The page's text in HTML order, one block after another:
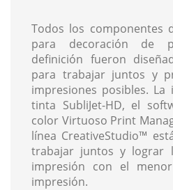
Todos los componentes
para decoración de
definición fueron
para trabajar juntos y
impresiones posibles. La
tinta SubliJet-HD, el
color Virtuoso Print
línea CreativeStudio™
trabajar juntos y lograr
impresión con el
impresión.